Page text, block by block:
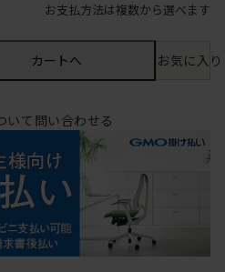
お支払方法は複数から選べます
カートへ お気に入
いて問い合わせる